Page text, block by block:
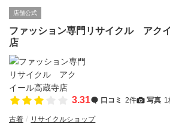
店舗公式
ファッション専門リサイクル アク
店
3.31 口コミ 2件 写真 1
古着 リサイクルショップ